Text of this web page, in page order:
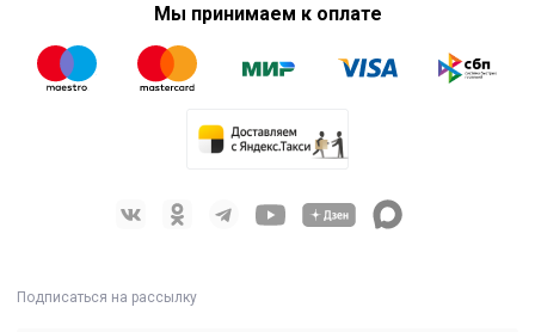
Мы принимаем к оплате
Подписаться на рассылку